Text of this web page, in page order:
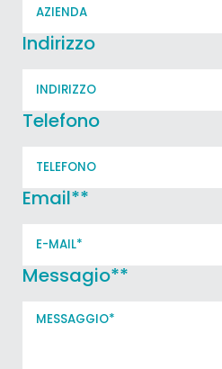
Indirizzo
Telefono
Email**
Messagio**